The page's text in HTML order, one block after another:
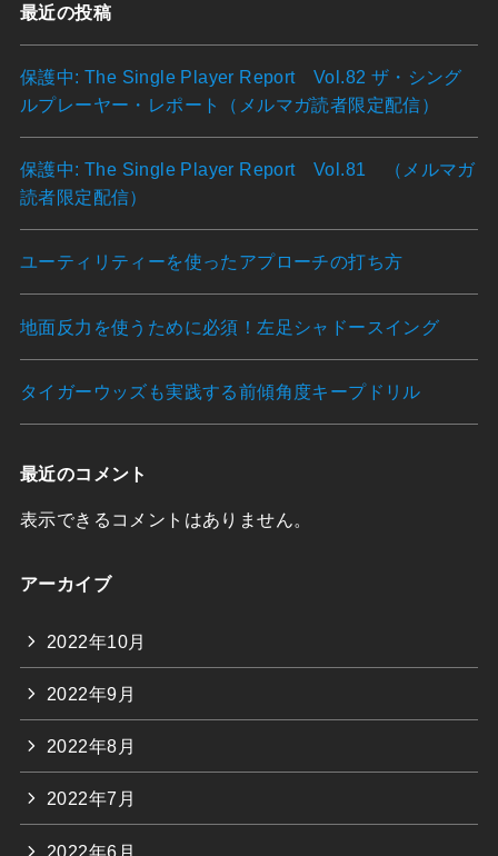
最近の投稿
保護中: The Single Player Report Vol.82 ザ・シング
ルプレーヤー・レポート（メルマガ読者限定配信）
保護中: The Single Player Report Vol.81 （メルマガ
読者限定配信）
ユーティリティーを使ったアプローチの打ち方
地面反力を使うために必須！左足シャドースイング
タイガーウッズも実践する前傾角度キープドリル
最近のコメント
表示できるコメントはありません。
アーカイブ
2022年10月
2022年9月
2022年8月
2022年7月
2022年6月